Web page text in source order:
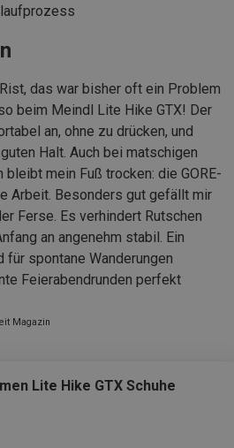
das war bisher oft ein Problem
beim Meindl Lite Hike GTX! Der
an, ohne zu drücken, und
Halt. Auch bei matschigen
mein Fuß trocken: die GORE-
Arbeit. Besonders gut gefällt mir
Ferse. Es verhindert Rutschen
an angenehm stabil. Ein
für spontane Wanderungen
Feierabendrunden perfekt
Magazin
Lite Hike GTX Schuhe